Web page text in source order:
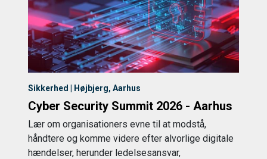
Sikkerhed | Højbjerg, Aarhus
Cyber Security Summit 2026 - Aarhus
Lær om organisationers evne til at modstå,
håndtere og komme videre efter alvorlige digitale
hændelser, herunder ledelsesansvar,